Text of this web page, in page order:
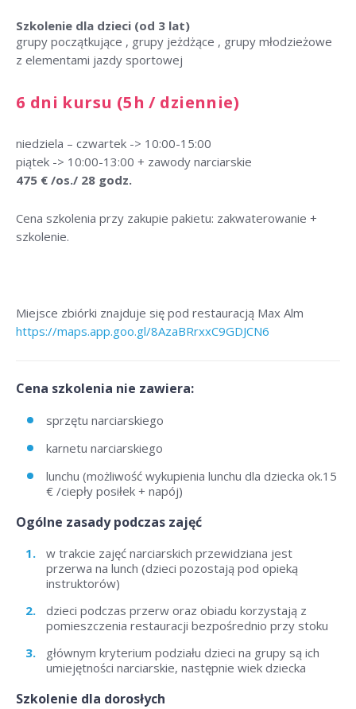
Szkolenie dla dzieci (od 3 lat)
grupy początkujące , grupy jeżdżące , grupy młodzieżowe
z elementami jazdy sportowej
6 dni kursu (5h / dziennie)
niedziela – czwartek -> 10:00-15:00
piątek -> 10:00-13:00 + zawody narciarskie
475 € /os./ 28 godz.
Cena szkolenia przy zakupie pakietu: zakwaterowanie +
szkolenie.
Miejsce zbiórki znajduje się pod restauracją Max Alm
https://maps.app.goo.gl/8AzaBRrxxC9GDJCN6
Cena szkolenia nie zawiera:
sprzętu narciarskiego
karnetu narciarskiego
lunchu (możliwość wykupienia lunchu dla dziecka ok.15
€ /ciepły posiłek + napój)
Ogólne zasady podczas zajęć
w trakcie zajęć narciarskich przewidziana jest
przerwa na lunch (dzieci pozostają pod opieką
instruktorów)
dzieci podczas przerw oraz obiadu korzystają z
pomieszczenia restauracji bezpośrednio przy stoku
głównym kryterium podziału dzieci na grupy są ich
umiejętności narciarskie, następnie wiek dziecka
Szkolenie dla dorosłych